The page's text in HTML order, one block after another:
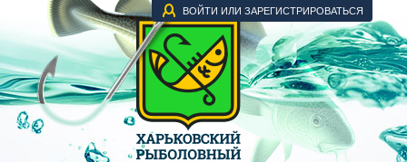
ВОЙТИ ИЛИ ЗАРЕГИСТРИРОВАТЬСЯ